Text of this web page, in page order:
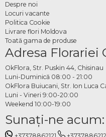
Despre noi
Locuri vacante
Politica Cookie
Livrare flori Moldova
Toată gama de produse
Adresa Florariei
OkFlora, Str. Puskin 44, Chisinau
Luni-Duminică 08:00 - 21:00
OkFlora Buiucani, Str. Ion Luca
Luni - Vineri 9:00-20:00
Weekend 10:00-19:00
Sunaţi-ne